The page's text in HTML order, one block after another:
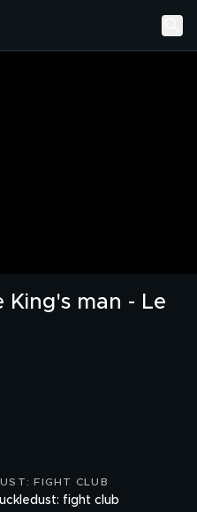
King's man - Le
FIGHT CLUB
fight club